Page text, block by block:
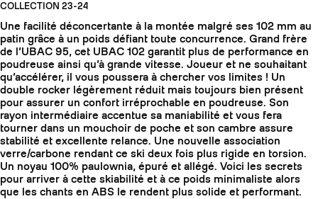
COLLECTION 23-24
Une facilité déconcertante à la montée malgré ses 102 mm au
patin grâce à un poids défiant toute concurrence. Grand frère
de l’UBAC 95, cet UBAC 102 garantit plus de performance en
poudreuse ainsi qu’à grande vitesse. Joueur et ne souhaitant
qu’accélérer, il vous poussera à chercher vos limites ! Un
double rocker légèrement réduit mais toujours bien présent
pour assurer un confort irréprochable en poudreuse. Son
rayon intermédiaire accentue sa maniabilité et vous fera
tourner dans un mouchoir de poche et son cambre assure
stabilité et excellente relance. Une nouvelle association
verre/carbone rendant ce ski deux fois plus rigide en torsion.
Un noyau 100% paulownia, épuré et allégé. Voici les secrets
pour arriver à cette skiabilité et à ce poids minimaliste alors
que les chants en ABS le rendent plus solide et performant.